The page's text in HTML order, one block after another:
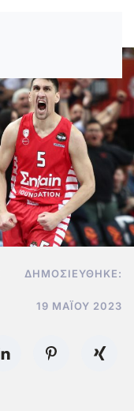
ΔΗΜΟΣΙΕΎΘΗΚΕ:
19 ΜΑΪ́ΟΥ 2023